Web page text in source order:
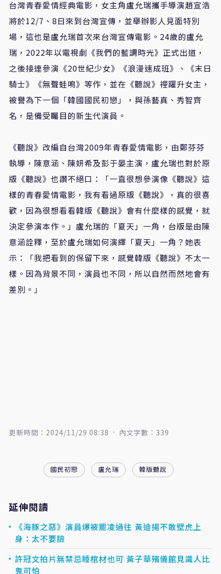
台灣青春愛情經典電影，女主角盧允瑞攜手導演趙宣浩
將於12/7、8日來到台灣宣傳，並舉辦影人見面特別
場，這也是盧允瑞首次來台灣宣傳電影。24歲的盧允
瑞，2022年以電視劇《我們的藍調時光》正式出道，
之後接連參演《20世紀少女》《浪漫速成班》、《末日
騎士》《無聲蛙鳴》等作，並在《聽說》裡躍升女主，
被譽為下一個「韓國國民初戀」，與孫藝真、秀智齊
名，是備受矚目的新生代演員。
《聽說》改編自台灣2009年青春愛情電影，由鄭芬芬
執導，陳意涵、陳妍希及彭于晏主演，盧允瑞也對於原
版《聽說》也讚不絕口：「一直很想參演像《聽說》這
樣的青春愛情電影，我有看過原版《聽說》，真的很喜
歡，因為很想看看韓版《聽說》會有什麼樣的感覺，就
決定參演本作。」盧允瑞的「夏天」一角，台版是由陳
意涵詮釋，至於盧允瑞如何演繹「夏天」一角？她表
示：「我把看到的保留下來，感覺韓版《聽說》不太一
樣。因為背景不同，演員也不同，所以自然而然地會有
差別。」
更新時間：2024/11/29 08:38 內文字數：339
國民初戀 盧允瑞 韓版聽說
延伸閱讀
《海豚之惡》演員爆被罷凌過往 黃迪揚不敢壁虎上
身：太不要臉
許冠文拍片無禁忌睡棺材也可 黃子華殯儀館見識人比
鬼可怕